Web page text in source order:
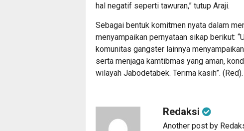
hal negatif seperti tawuran,” tutup Araji.
Sebagai bentuk komitmen nyata dalam
menyampaikan pernyataan sikap berikut:
komunitas gangster lainnya
serta menjaga kamtibmas yang aman,
wilayah Jabodetabek. Terima kasih”. (Red).
Redaksi
Another post by